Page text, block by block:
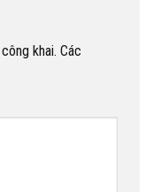
khai. Các